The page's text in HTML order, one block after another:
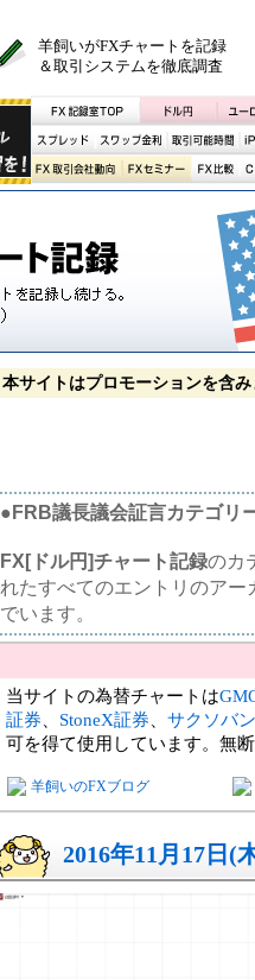
羊飼いがFXチャートを記録
＆取引システムを徹底調査
本サイトはプロモーションを含み
●FRB議長議会証言カテゴリ
FX[ドル円]チャート記録のカ
れたすべてのエントリのア
でいます。
当サイトの為替チャートは
証券
StoneX証券
サクソバ
可を得て使用しています。無
羊飼いのFXブログ
2016年11月17日(